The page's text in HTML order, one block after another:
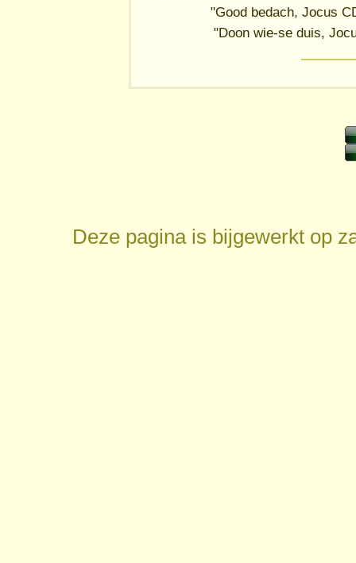
"Good bedach, Jocus
"Doon wie-se duis,
Deze pagina is bijgewerkt op